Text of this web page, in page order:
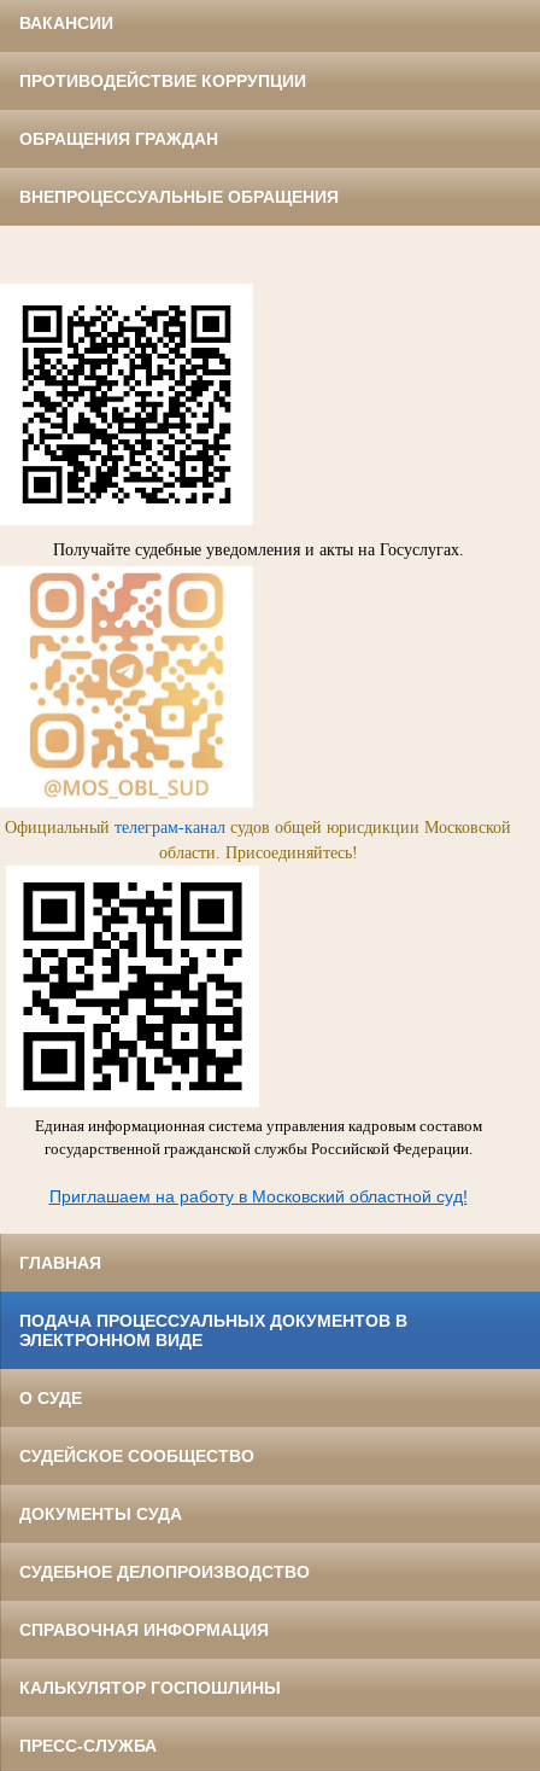
ВАКАНСИИ
ПРОТИВОДЕЙСТВИЕ КОРРУПЦИИ
ОБРАЩЕНИЯ ГРАЖДАН
ВНЕПРОЦЕССУАЛЬНЫЕ ОБРАЩЕНИЯ
Получайте судебные уведомления и акты на Госуслугах.
Официальный телеграм-канал судов общей юрисдикции Московской
области. Присоединяйтесь!
Единая информационная система управления кадровым составом
государственной гражданской службы Российской Федерации.
Приглашаем на работу в Московский областной суд!
ГЛАВНАЯ
ПОДАЧА ПРОЦЕССУАЛЬНЫХ ДОКУМЕНТОВ В
ЭЛЕКТРОННОМ ВИДЕ
О СУДЕ
СУДЕЙСКОЕ СООБЩЕСТВО
ДОКУМЕНТЫ СУДА
СУДЕБНОЕ ДЕЛОПРОИЗВОДСТВО
СПРАВОЧНАЯ ИНФОРМАЦИЯ
КАЛЬКУЛЯТОР ГОСПОШЛИНЫ
ПРЕСС-СЛУЖБА